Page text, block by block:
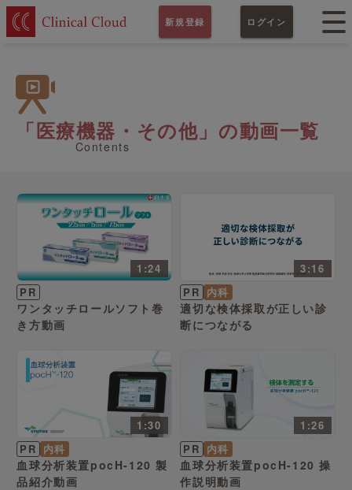
新規登録 ログイン
「医療機器・その他」の動画一覧
Contents
1:24
PR
ワンタッチロールソフト巻
き方動画
3:16
PR 内科
適切な検体採取が正しい診
断につながる
1:30
PR 内科
血球分析装置pocH-120 製
品紹介動画
1:26
PR 内科
血球分析装置pocH-120 操
作説明動画